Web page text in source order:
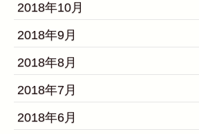
2018年10月
2018年9月
2018年8月
2018年7月
2018年6月